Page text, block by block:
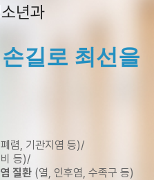
년과
길로 최선을
렴, 기관지염 등)/
등)/
질환 (열, 인후염, 수족구 등)